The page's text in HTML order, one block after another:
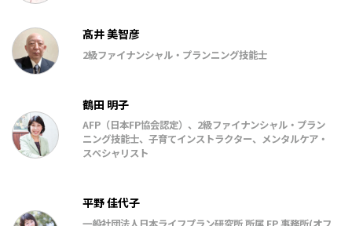
髙井 美智彦
2級ファイナンシャル・プランニング技能士
鶴田 明子
AFP（日本FP協会認定）、2級ファイナンシャル・プラン
ニング技能士、子育てインストラクター、メンタルケア・
スペシャリスト
平野 佳代子